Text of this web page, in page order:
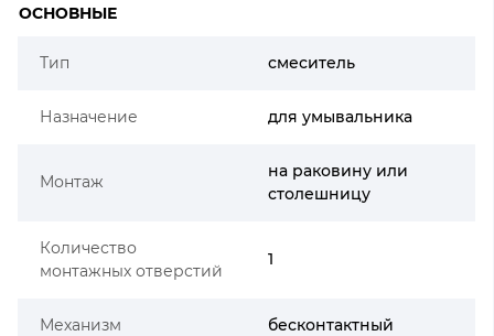
ОСНОВНЫЕ
Тип смеситель
Назначение для умывальника
Монтаж
на раковину или
столешницу
Количество
монтажных отверстий
1
Механизм бесконтактный